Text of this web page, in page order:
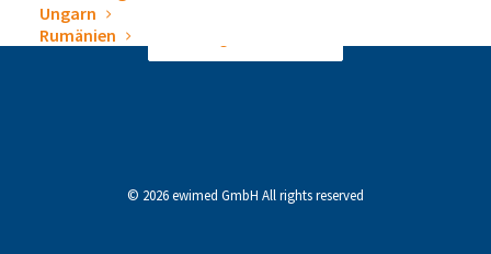
Ungarn
Rumänien
© 2026 ewimed GmbH All rights reserved